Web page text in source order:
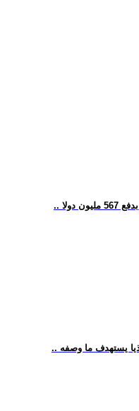
دولا
يستهدف ما وصفه